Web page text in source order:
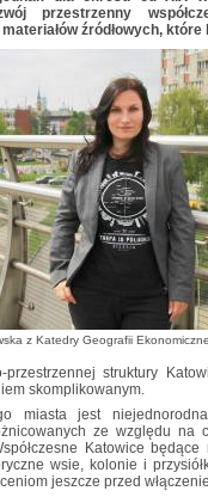
przestrzenny
źródłowych,
z Katedry Geografii
przestrzennej struktury
skomplikowanym.
miasta jest
ze względu na
Katowice
wsie, kolonie i
jeszcze przed